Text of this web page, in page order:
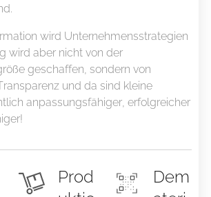
wird Unternehmensstrategien
wird aber nicht von der
geschaffen, sondern von
und da sind kleine
anpassungsfähiger, erfolgreicher
Prod
Dem